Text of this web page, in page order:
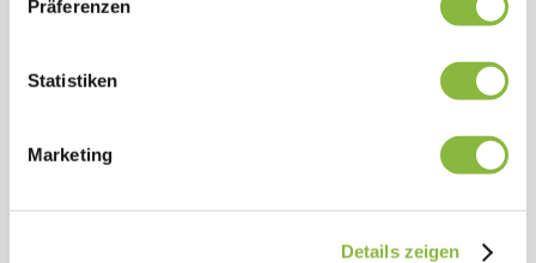
Präferenzen
Statistiken
Marketing
Details zeigen
Gleitschuhe
Standard